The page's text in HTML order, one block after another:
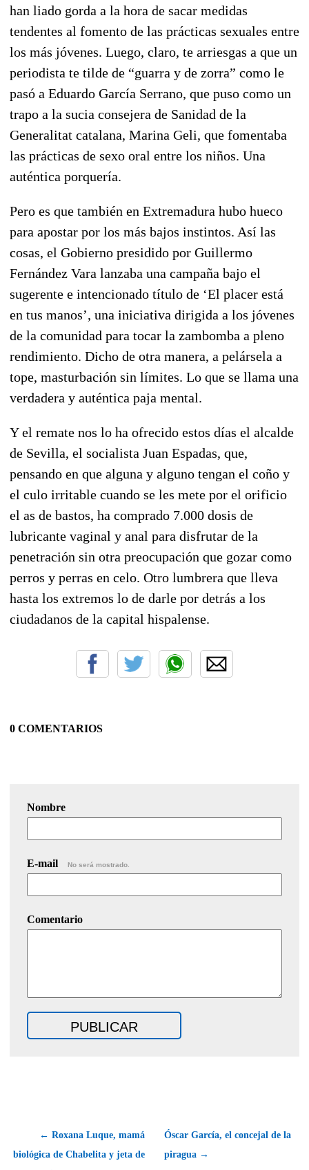
han liado gorda a la hora de sacar medidas
tendentes al fomento de las prácticas sexuales entre
los más jóvenes. Luego, claro, te arriesgas a que un
periodista te tilde de “guarra y de zorra” como le
pasó a Eduardo García Serrano, que puso como un
trapo a la sucia consejera de Sanidad de la
Generalitat catalana, Marina Geli, que fomentaba
las prácticas de sexo oral entre los niños. Una
auténtica porquería.
Pero es que también en Extremadura hubo hueco
para apostar por los más bajos instintos. Así las
cosas, el Gobierno presidido por Guillermo
Fernández Vara lanzaba una campaña bajo el
sugerente e intencionado título de ‘El placer está
en tus manos’, una iniciativa dirigida a los jóvenes
de la comunidad para tocar la zambomba a pleno
rendimiento. Dicho de otra manera, a pelársela a
tope, masturbación sin límites. Lo que se llama una
verdadera y auténtica paja mental.
Y el remate nos lo ha ofrecido estos días el alcalde
de Sevilla, el socialista Juan Espadas, que,
pensando en que alguna y alguno tengan el coño y
el culo irritable cuando se les mete por el orificio
el as de bastos, ha comprado 7.000 dosis de
lubricante vaginal y anal para disfrutar de la
penetración sin otra preocupación que gozar como
perros y perras en celo. Otro lumbrera que lleva
hasta los extremos lo de darle por detrás a los
ciudadanos de la capital hispalense.
0 COMENTARIOS
Nombre
E-mail No será mostrado.
Comentario
← Roxana Luque, mamá
biológica de Chabelita y jeta de
Óscar García, el concejal de la
piragua →